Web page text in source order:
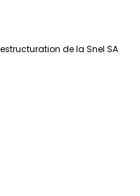
de la Snel SA